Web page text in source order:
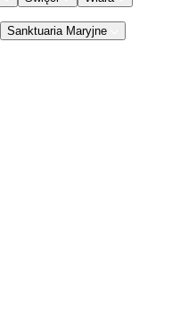
Sanktuaria Maryjne